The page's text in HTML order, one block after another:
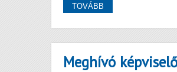
TOVÁBB
Meghívó